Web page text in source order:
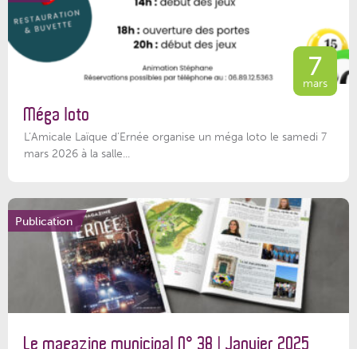
7
mars
Méga loto
L’Amicale Laïque d’Ernée organise un méga loto le samedi 7
mars 2026 à la salle...
Publication
Le magazine municipal N° 38 | Janvier 2025